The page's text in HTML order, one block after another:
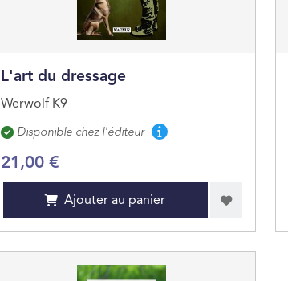
L'art du dressage
Werwolf K9
Disponibilité
Disponible chez l'éditeur
21,00 €
Ajouter au panier